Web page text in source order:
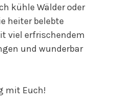
kühle Wälder oder
heiter belebte
viel erfrischendem
und wunderbar
mit Euch!